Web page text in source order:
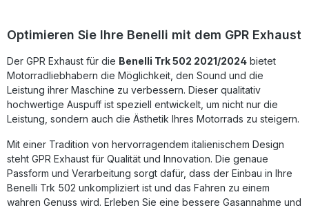
erfolgt im Plug-&-Play-Verfahren – für eine einfache
Installation ohne aufwändige Anpassungen. Hergestellt in
gleichbleibend hohe Langlebigkeit und Performance zu
gewährleisten. Sichtbare Leistungserhöhung und
Drehmomentsteigerung Exklusives Design im edlen
Schwarz (Furore Nero) Plug-&-Play Montage – keine
Anpassungen erforderlich Mit herausnehmbarem DB-Killer
für variablen Sound Hergestellt in Italien – hohe
Produktqualität Lieferumfang: GPR Furore Nero Racing Slip-
On Auspuff Verbindungsrohr (Link Pipe) Herausnehmbarer
DB-Killer Fahrzeugspezifische Halterungen und
Montagematerial
Optimieren Sie Ihre Benelli mit dem GPR Exhaust
Der GPR Exhaust für die Benelli Trk 502 2021/2024 bietet
Motorradliebhabern die Möglichkeit, den Sound und die
Leistung ihrer Maschine zu verbessern. Dieser qualitativ
hochwertige Auspuff ist speziell entwickelt, um nicht nur die
Leistung, sondern auch die Ästhetik Ihres Motorrads zu steigern.
Mit einer Tradition von hervorragendem italienischem Design
steht GPR Exhaust für Qualität und Innovation. Die genaue
Passform und Verarbeitung sorgt dafür, dass der Einbau in Ihre
Benelli Trk 502 unkompliziert ist und das Fahren zu einem
wahren Genuss wird. Erleben Sie eine bessere Gasannahme und